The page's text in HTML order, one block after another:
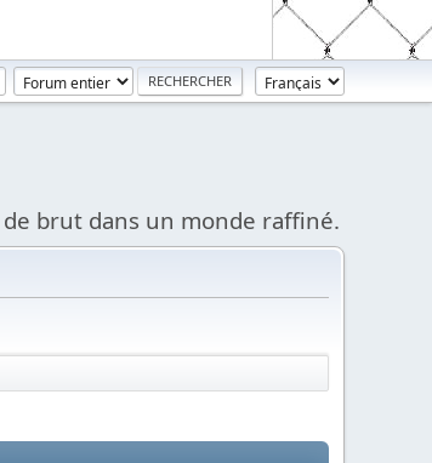
brut dans un monde raffiné.